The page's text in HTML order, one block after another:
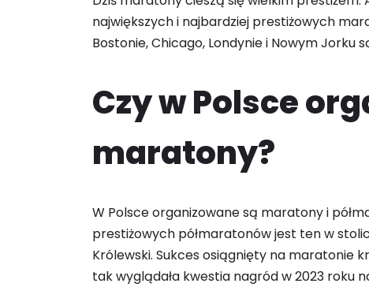
największych i najbardziej prestiżowych
Bostonie, Chicago, Londynie i Nowym Jorku
Czy w Polsce
maratony?
W Polsce organizowane są maratony i
prestiżowych półmaratonów jest ten w
Królewski. Sukces osiągnięty na maratonie
tak wyglądała kwestia nagród w 2023 roku